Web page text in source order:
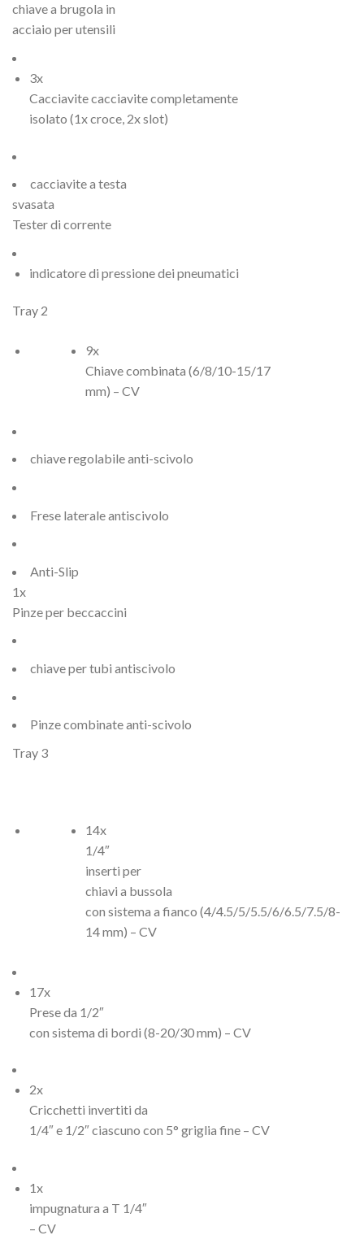
chiave a brugola in
acciaio per utensili
3x
Cacciavite cacciavite completamente
isolato (1x croce, 2x slot)
cacciavite a testa
svasata
Tester di corrente
indicatore di pressione dei pneumatici
Tray 2
9x
Chiave combinata (6/8/10-15/17
mm) – CV
chiave regolabile anti-scivolo
Frese laterale antiscivolo
Anti-Slip
1x
Pinze per beccaccini
chiave per tubi antiscivolo
Pinze combinate anti-scivolo
Tray 3
14x
1/4″
inserti per
chiavi a bussola
con sistema a fianco (4/4.5/5/5.5/6/6.5/7.5/8-
14 mm) – CV
17x
Prese da 1/2″
con sistema di bordi (8-20/30 mm) – CV
2x
Cricchetti invertiti da
1/4″ e 1/2″ ciascuno con 5° griglia fine – CV
1x
impugnatura a T 1/4″
– CV